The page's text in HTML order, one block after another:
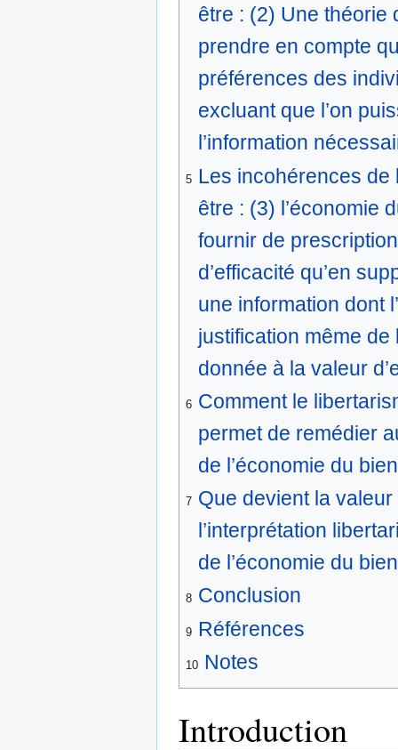
être : (2) Une théorie
prendre en compte
préférences des
excluant que l’on
l’information
5 Les incohérences de
être : (3) l’économie
fournir de
d’efficacité qu’en
une information dont
justification même
donnée à la valeur
6 Comment le
permet de remédier
de l’économie du
7 Que devient la valeur
l’interprétation
de l’économie du
8 Conclusion
9 Références
10 Notes
Introduction